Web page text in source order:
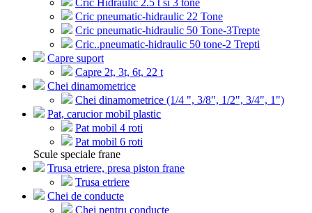
Cric Hidraulic 2.5 t si 3 tone
Cric pneumatic-hidraulic 22 Tone
Cric pneumatic-hidraulic 50 Tone-3Trepte
Cric..pneumatic-hidraulic 50 tone-2 Trepti
Capre suport
Capre 2t, 3t, 6t, 22 t
Chei dinamometrice
Chei dinamometrice (1/4 ", 3/8", 1/2", 3/4", 1")
Pat, carucior mobil plastic
Pat mobil 4 roti
Pat mobil 6 roti
Scule speciale frane
Trusa etriere, presa piston frane
Trusa etriere
Chei de conducte
Chei pentru conducte